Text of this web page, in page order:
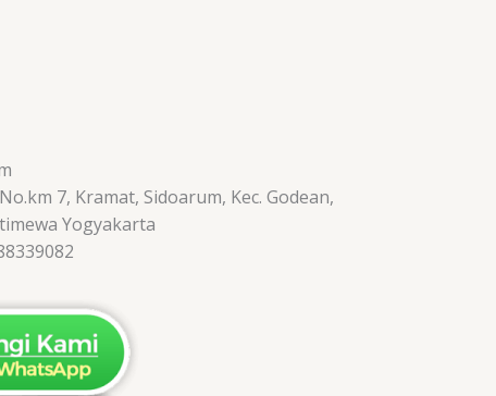
7, Kramat, Sidoarum, Kec. Godean,
Yogyakarta